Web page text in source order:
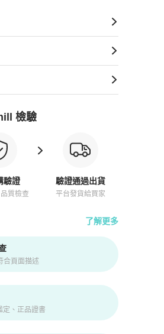
檢驗
驗證
質檢查
驗證通過出貨
平台發貨給買家
了解更多
購檢驗流程介紹
合頁面描述
定、正品證書